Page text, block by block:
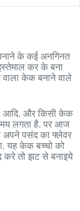
के कई अनगिनत
कर के बना
केक बनाने वाले
आदि. और किसी केक
लगता है. पर आज
अपने पसंद का फ्लेवर
यह केक बच्चो को
करे तो झट से बनाइये